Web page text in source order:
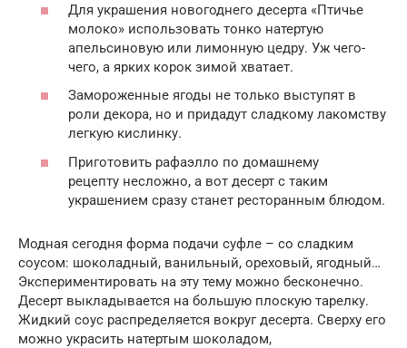
Для украшения новогоднего десерта «Птичье
молоко» использовать тонко натертую
апельсиновую или лимонную цедру. Уж чего-
чего, а ярких корок зимой хватает.
Замороженные ягоды не только выступят в
роли декора, но и придадут сладкому лакомству
легкую кислинку.
Приготовить рафаэлло по домашнему
рецепту несложно, а вот десерт с таким
украшением сразу станет ресторанным блюдом.
Модная сегодня форма подачи суфле – со сладким
соусом: шоколадный, ванильный, ореховый, ягодный…
Экспериментировать на эту тему можно бесконечно.
Десерт выкладывается на большую плоскую тарелку.
Жидкий соус распределяется вокруг десерта. Сверху его
можно украсить натертым шоколадом,